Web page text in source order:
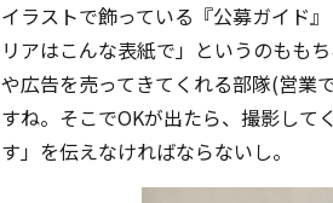
イラストで飾っている『公募ガイド
リアはこんな表紙で」というのもも
や広告を売ってきてくれる部隊(営業
すね。そこでOKが出たら、撮影して
す」を伝えなければならないし。